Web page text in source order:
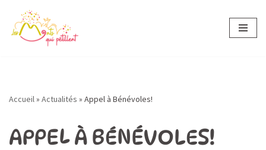
Aller
Accueil» Actualités » Appel à Bénévoles!
APPEL À BÉNÉVOLES!